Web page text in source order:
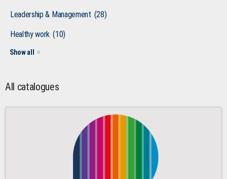
Leadership & Management (28)
Healthy work (10)
Show all
All catalogues